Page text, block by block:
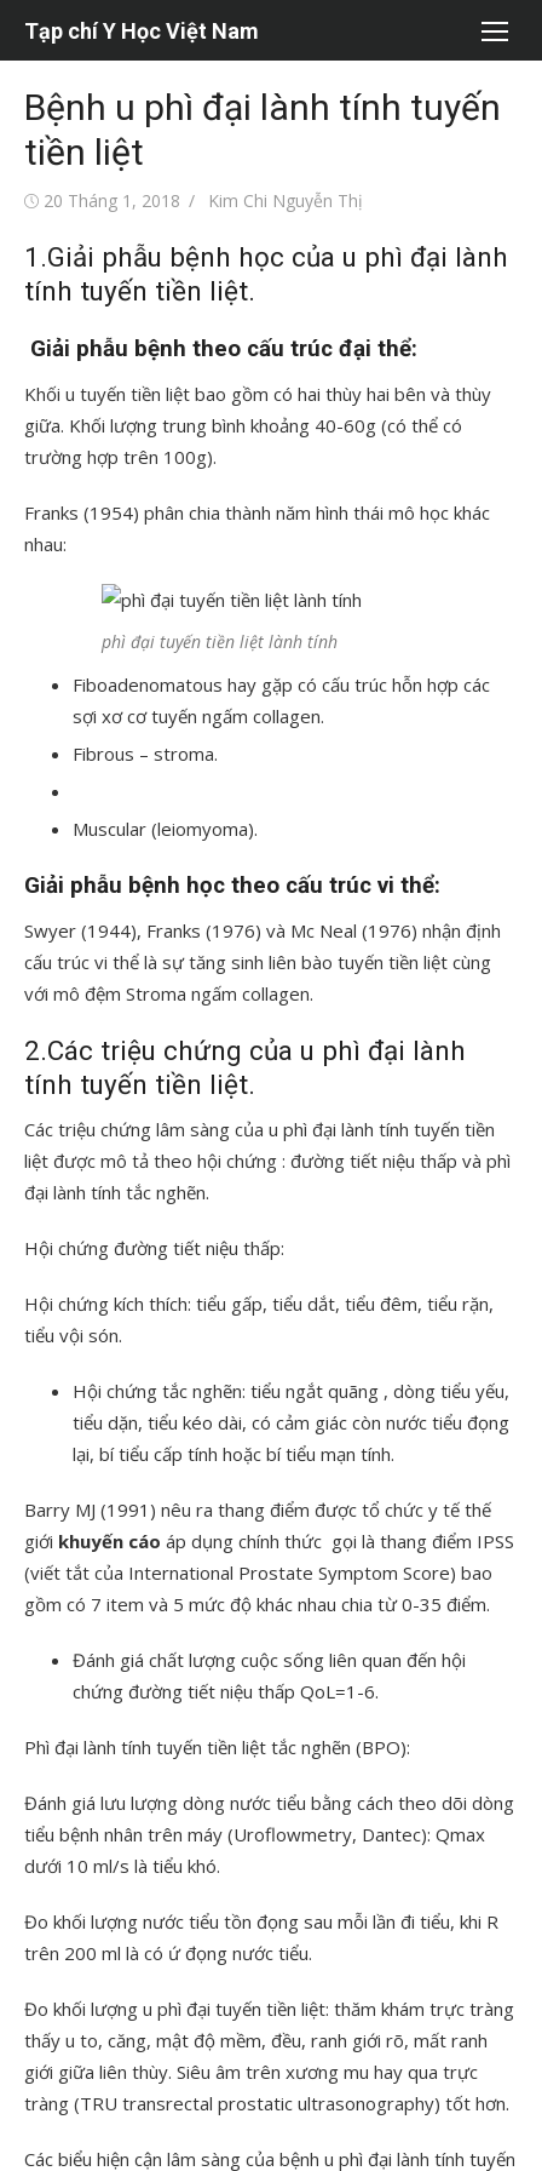
dung
Tạp chí Y Học Việt Nam
Bệnh u phì đại lành tính tuyến
tiền liệt
Đăng20 Tháng 1, 2018
Tác
Kim Chi Nguyễn Thị
1.Giải phẫu bệnh học của u phì đại lành
tính tuyến tiền liệt.
Giải phẫu bệnh theo cấu trúc đại thể:
Khối u tuyến tiền liệt bao gồm có hai thùy hai bên và thùy
giữa. Khối lượng trung bình khoảng 40-60g (có thể có
trường hợp trên 100g).
Franks (1954) phân chia thành năm hình thái mô học khác
nhau:
phì đại tuyến tiền liệt lành tính
Fiboadenomatous hay gặp có cấu trúc hỗn hợp các
sợi xơ cơ tuyến ngấm collagen.
Fibrous – stroma.
Muscular (leiomyoma).
Giải phẫu bệnh học theo cấu trúc vi thể:
Swyer (1944), Franks (1976) và Mc Neal (1976) nhận định
cấu trúc vi thể là sự tăng sinh liên bào tuyến tiền liệt cùng
với mô đệm Stroma ngấm collagen.
2.Các triệu chứng của u phì đại lành
tính tuyến tiền liệt.
Các triệu chứng lâm sàng của u phì đại lành tính tuyến tiền
liệt được mô tả theo hội chứng : đường tiết niệu thấp và phì
đại lành tính tắc nghẽn.
Hội chứng đường tiết niệu thấp:
Hội chứng kích thích: tiểu gấp, tiểu dắt, tiểu đêm, tiểu rặn,
tiểu vội són.
Hội chứng tắc nghẽn: tiểu ngắt quãng , dòng tiểu yếu,
tiểu dặn, tiểu kéo dài, có cảm giác còn nước tiểu đọng
lại, bí tiểu cấp tính hoặc bí tiểu mạn tính.
Barry MJ (1991) nêu ra thang điểm được tổ chức y tế thế
giới khuyến cáo áp dụng chính thức gọi là thang điểm IPSS
(viết tắt của International Prostate Symptom Score) bao
gồm có 7 item và 5 mức độ khác nhau chia từ 0-35 điểm.
Đánh giá chất lượng cuộc sống liên quan đến hội
chứng đường tiết niệu thấp QoL=1-6.
Phì đại lành tính tuyến tiền liệt tắc nghẽn (BPO):
Đánh giá lưu lượng dòng nước tiểu bằng cách theo dõi dòng
tiểu bệnh nhân trên máy (Uroflowmetry, Dantec): Qmax
dưới 10 ml/s là tiểu khó.
Đo khối lượng nước tiểu tồn đọng sau mỗi lần đi tiểu, khi R
trên 200 ml là có ứ đọng nước tiểu.
Đo khối lượng u phì đại tuyến tiền liệt: thăm khám trực tràng
thấy u to, căng, mật độ mềm, đều, ranh giới rõ, mất ranh
giới giữa liên thùy. Siêu âm trên xương mu hay qua trực
tràng (TRU transrectal prostatic ultrasonography) tốt hơn.
Các biểu hiện cận lâm sàng của bệnh u phì đại lành tính tuyến